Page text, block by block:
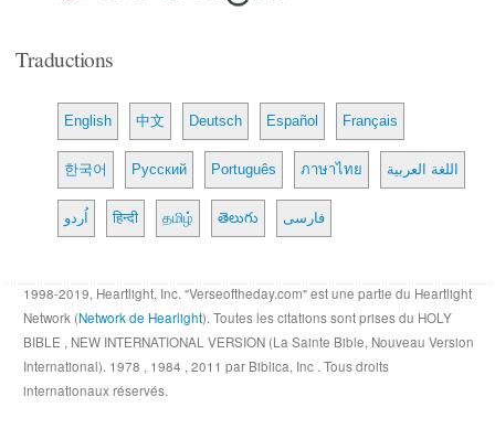
Traductions
English 中文 Deutsch Español Français
한국어 Русский Português ภาษาไทย اللغة العربية
اُردو हिन्दी தமிழ் తెలుగు فارسی
1998-2019, Heartlight, Inc. "Verseoftheday.com" est une partie du Heartlight
Network (Network de Hearlight). Toutes les citations sont prises du HOLY
BIBLE , NEW INTERNATIONAL VERSION (La Sainte Bible, Nouveau Version
International). 1978 , 1984 , 2011 par Biblica, Inc . Tous droits
internationaux réservés.